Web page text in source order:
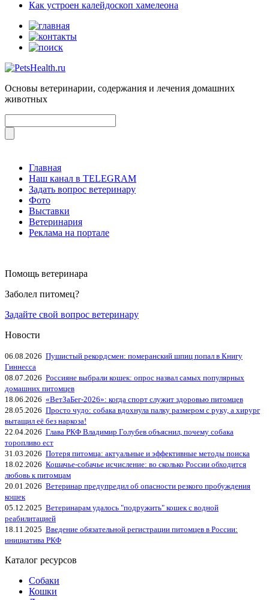
Как устроен калейдоскоп хамелеона
Основы ветеринарии, содержания и лечения домашних
животных
Главная
Наш канал в TELEGRAM
Задать вопрос ветеринару
Фото
Выставки
Ветеринария
Реклама на портале
Помощь ветеринара
Заболел питомец?
Задайте свой вопрос ветеринару
Новости
06.08.2026 Пушистый рекордсмен: померанский шпиц попал в Книгу
Гиннесса
08.07.2026 Россияне выбрали кошек: опрос назвал самых популярных
домашних питомцев
18.06.2026 «ВетЗаБег‑2026»: когда спорт служит здоровью питомцев
28.05.2026 Просто чудо: собака вдохнула палку размером с руку, а хирург
вытащил её без наркоза!
22.04.2026 Глава РКФ Владимир Голубев объяснил, почему собака
торопливо ест
31.03.2026 Потеря питомца: актуальные и эффективные методы поиска
18.02.2026 Кошачье-собачье исчисление: во сколько России обходится
любовь к питомцам
20.01.2026 Ветеринар предупредил об опасности резкого пробуждения
кошек
05.12.2025 Ветеринарам удалось "подружить" кошек с водной
реабилитацией
18.11.2025 Введение обязательной регистрации питомцев в России:
инициатива РКФ
Каталог ресурсов
Собаки
Кошки